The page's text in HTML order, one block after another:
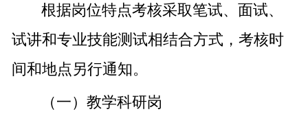
根据岗位特点考核采取笔试、面试、
试讲和专业技能测试相结合方式，考核时
间和地点另行通知。
（一）教学科研岗